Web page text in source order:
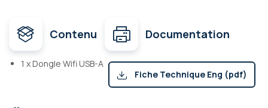
Contenu
1 x Dongle Wifi USB-A
Documentation
Fiche Technique Eng (pdf)